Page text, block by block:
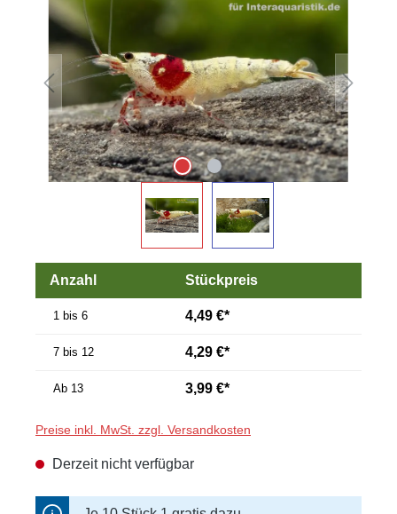
Anzahl Stückpreis
1 bis 6 4,49 €*
7 bis 12 4,29 €*
Ab 13 3,99 €*
Preise inkl. MwSt. zzgl. Versandkosten
Derzeit nicht verfügbar